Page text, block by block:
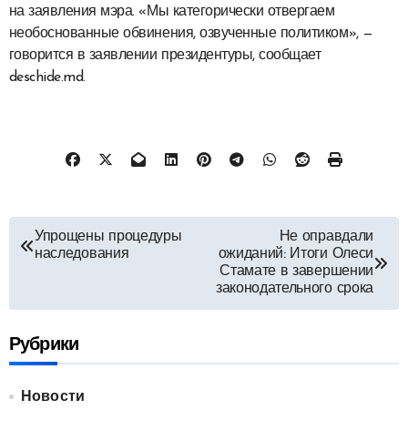
на заявления мэра. «Мы категорически отвергаем
необоснованные обвинения, озвученные политиком», —
говорится в заявлении президентуры, сообщает
deschide.md.
Навигация
Упрощены процедуры
наследования
Не оправдали
ожиданий: Итоги Олеси
Стамате в завершении
законодательного срока
Рубрики
Новости